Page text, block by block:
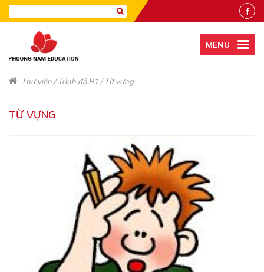
MENU
Thư viện/Trình độ B1 /Từ vựng
TỪ VỰNG